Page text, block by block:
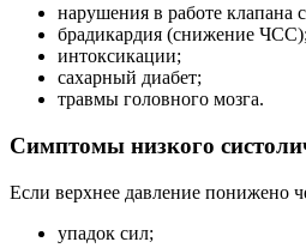
нарушения в работе клапана
брадикардия (снижение ЧСС);
интоксикации;
сахарный диабет;
травмы головного мозга.
Симптомы низкого
Если верхнее давление понижено
упадок сил;